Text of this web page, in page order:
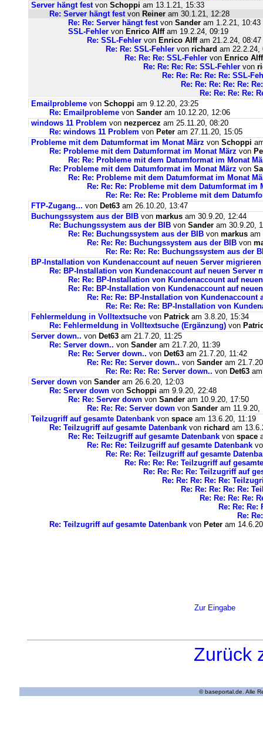
Server hängt festvon Schoppi am 13.1.21, 15:33
Re: Server hängt festvon Reiner am 30.1.21, 12:28
Re: Re: Server hängt festvon Sander am 1.2.21, 10:43
SSL-Fehler von Enrico Alffam 19.2.24, 09:19
Re: SSL-Fehler von Enrico Alffam 21.2.24, 08:47
Re: Re: SSL-Fehler von richard am 22.2.24,
Re: Re: Re: SSL-Fehler von Enrico Alff
Re: Re: Re: Re: SSL-Fehler von
Re: Re: Re: Re: Re: SSL-
Re: Re: Re: Re: Re:
Re: Re: Re: Re:
Emailprobleme von Schoppi am 9.12.20, 23:25
Re: Emailprobleme von Sander am 10.12.20, 12:06
windows 11 Problem von nezpercez am 25.11.20, 08:20
Re: windows 11 Problem von Peter am 27.11.20, 15:05
Probleme mit dem Datumformat im Monat März von Schoppi
Re: Probleme mit dem Datumformat im Monat März von
Re: Re: Probleme mit dem Datumformat im Monat
Re: Probleme mit dem Datumformat im Monat März von
Re: Re: Probleme mit dem Datumformat im Monat
Re: Re: Re: Probleme mit dem Datumformat im
Re: Re: Re: Re: Probleme mit dem
FTP-Zugang... von Det63 am 26.10.20, 13:47
Buchungssystem aus der BIB von markus am 30.9.20, 12:44
Re: Buchungssystem aus der BIB von Sander am 30.9.20,
Re: Re: Buchungssystem aus der BIB von markus am
Re: Re: Re: Buchungssystem aus der BIB von
Re: Re: Re: Re: Buchungssystem aus der
BP-Installation von Kundenaccount auf neuen Server migrieren
Re: BP-Installation von Kundenaccount auf neuen Server
Re: Re: BP-Installation von Kundenaccount auf
Re: Re: BP-Installation von Kundenaccount auf
Re: Re: Re: BP-Installation von Kundenaccount
Re: Re: Re: Re: BP-Installation von
Fehlermeldung in Volltextsuche von Patrick am 3.8.20, 15:34
Re: Fehlermeldung in Volltextsuche (Ergänzung) von
Server down.. von Det63 am 21.7.20, 11:25
Re: Server down.. von Sander am 21.7.20, 11:39
Re: Re: Server down.. von Det63 am 21.7.20, 11:42
Re: Re: Re: Server down.. von Sander am
Re: Re: Re: Re: Server down.. von Det63
Server down von Sander am 26.6.20, 12:03
Re: Server down von Schoppi am 9.9.20, 22:48
Re: Re: Server down von Sander am 10.9.20, 17:50
Re: Re: Re: Server down von Sander am 11.9.20,
Teilzugriff auf gesamte Datenbank von space am 13.6.20, 11:19
Re: Teilzugriff auf gesamte Datenbank von richard am
Re: Re: Teilzugriff auf gesamte Datenbank von space
Re: Re: Re: Teilzugriff auf gesamte Datenbank
Re: Re: Re: Teilzugriff auf gesamte
Re: Re: Re: Re: Teilzugriff auf
Re: Re: Re: Re: Teilzugriff auf
Re: Re: Re: Re: Re:
Re: Re: Re: Re: Re:
Re: Re: Re: Re:
Re: Re: Re:
Re:
Re: Teilzugriff auf gesamte Datenbank von Peter am
Zur Eingabe
Zurück
© baseportal.de. Alle